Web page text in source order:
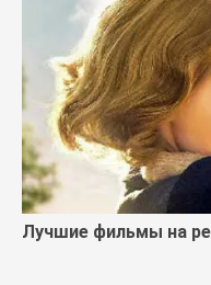
Лучшие фильмы на